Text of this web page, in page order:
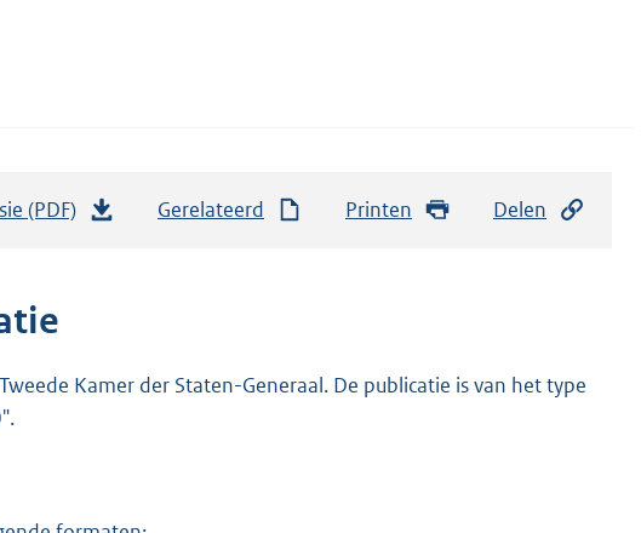
(PDF)
n
Gerelateerd Printen Delen
Kamer der Staten-Generaal. De publicatie is van het type